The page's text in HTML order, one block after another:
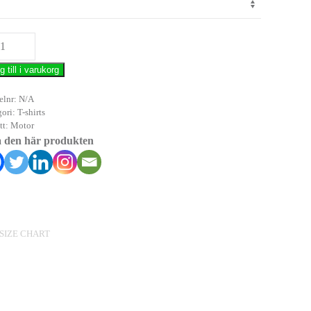
till i varukorg
N/A
T-shirts
Motor
den här produkten
SIZE CHART